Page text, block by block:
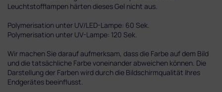
Leuchtstofflampen härten dieses Gel nicht aus.
Polymerisation unter UV/LED-Lampe: 60 Sek.
Polymerisation unter UV-Lampe: 120 Sek.
Wir machen Sie darauf aufmerksam, dass die Farbe auf dem Bild
und die tatsächliche Farbe voneinander abweichen können. Die
Darstellung der Farben wird durch die Bildschirmqualität Ihres
Endgerätes beeinflusst.